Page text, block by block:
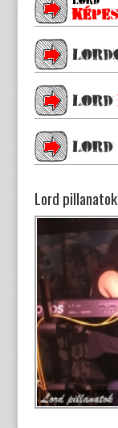
Lord pillanatok